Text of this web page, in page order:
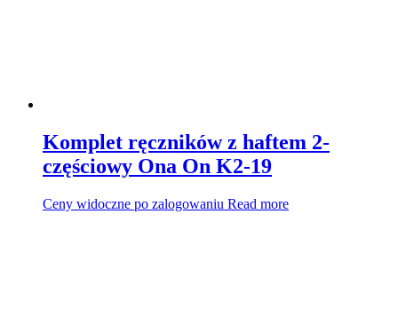
Komplet ręczników z haftem 2-
częściowy Ona On K2-19
Ceny widoczne po zalogowaniu Read more